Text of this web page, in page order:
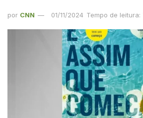
por CNN 01/11/2024 Tempo de leitura: